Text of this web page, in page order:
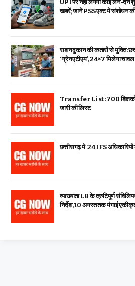
UPI पर नहीं लगेगा कोई लेन-देन
खबरें; जानें PSS एक्ट में संशोधन की
राशन दुकान की कतारों से
‘ग्रेन एटीएम’, 24×7 मिलेगा चावल
Transfer List :700 शिक्षकों
जारी की लिस्ट
छत्तीसगढ़ में 24 IFS
व्याख्याता LB के त्रुटिपूर्ण
निर्देश, 10 अगस्त तक मंगाई